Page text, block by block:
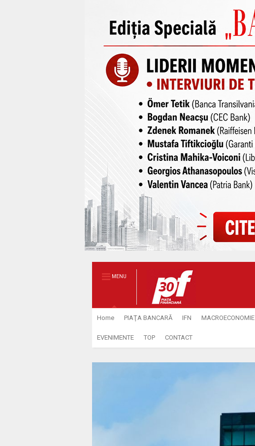
MENU
Home PIAŢA BANCARĂ IFN MACROECONOMIE
EVENIMENTE TOP CONTACT